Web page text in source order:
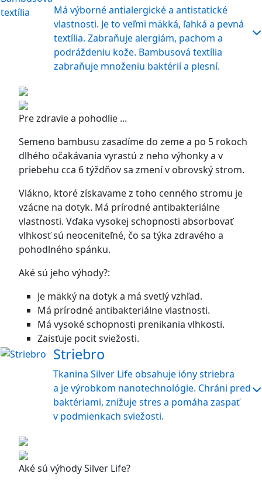
Má výborné antialergické a antistatické
vlastnosti. Je to veľmi mäkká, ľahká a pevná
textília. Zabraňuje alergiám, pachom a
podráždeniu kože. Bambusová textília
zabraňuje množeniu baktérií a plesní.
Pre zdravie a pohodlie ...
Semeno bambusu zasadíme do zeme a po 5 rokoch
dlhého očakávania vyrastú z neho výhonky a v
priebehu cca 6 týždňov sa zmení v obrovský strom.
Vlákno, ktoré získavame z toho cenného stromu je
vzácne na dotyk. Má prírodné antibakteriálne
vlastnosti. Vďaka vysokej schopnosti absorbovať
vlhkosť sú neoceniteľné, čo sa týka zdravého a
pohodlného spánku.
Aké sú jeho výhody?:
Je mäkký na dotyk a má svetlý vzhľad.
Má prírodné antibakteriálne vlastnosti.
Má vysoké schopnosti prenikania vlhkosti.
Zaisťuje pocit sviežosti.
Striebro
Tkanina Silver Life obsahuje ióny striebra
a je výrobkom nanotechnológie. Chráni pred
baktériami, znižuje stres a pomáha zaspať
v podmienkach sviežosti.
Aké sú výhody Silver Life?